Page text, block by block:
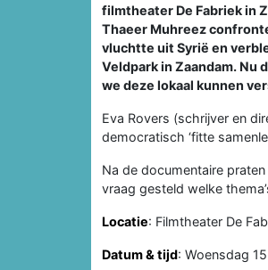
filmtheater De Fabriek in
Thaeer Muhreez
vluchtte uit Syrië en
Veldpark in Zaandam. Nu
we deze lokaal kunnen
Eva Rovers (schrijver en
democratisch ‘fitte
Na de documentaire
vraag gesteld welke
Locatie: Filmtheater De
Datum & tijd: Woensdag